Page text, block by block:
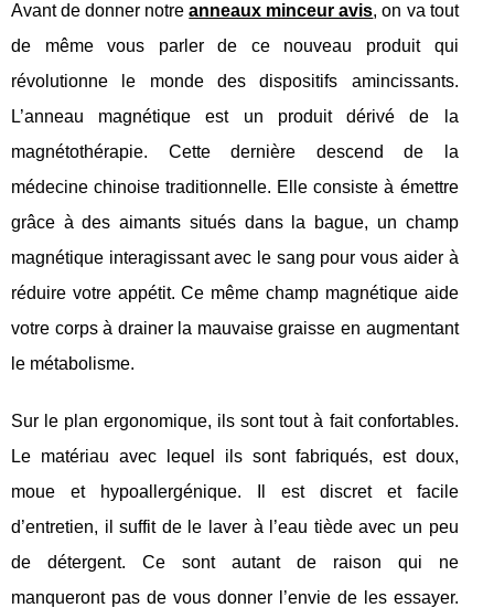
Avant de donner notreanneaux minceur avis, on va tout
de même vous parler de ce nouveau produit qui
révolutionne le monde des dispositifs amincissants.
L’anneau magnétique est un produit dérivé de la
magnétothérapie. Cette dernière descend de la
médecine chinoise traditionnelle. Elle consiste à émettre
grâce à des aimants situés dans la bague, un champ
magnétique interagissant avec le sang pour vous aider à
réduire votre appétit. Ce même champ magnétique aide
votre corps à drainer la mauvaise graisse en augmentant
le métabolisme.
Sur le plan ergonomique, ils sont tout à fait confortables.
Le matériau avec lequel ils sont fabriqués, est doux,
moue et hypoallergénique. Il est discret et facile
d’entretien, il suffit de le laver à l’eau tiède avec un peu
de détergent. Ce sont autant de raison qui ne
manqueront pas de vous donner l’envie de les essayer.